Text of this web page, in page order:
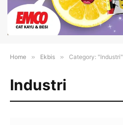
Home » Ekbis » Category: "Industri"
Industri